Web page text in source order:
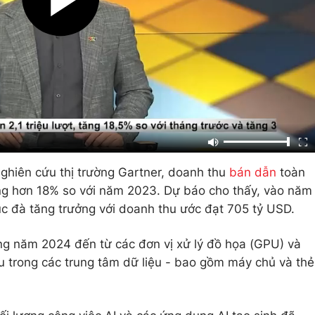
cứu thị trường Gartner, doanh thu bán dẫn toàn
hơn 18% so với năm 2023. Dự báo cho thấy, vào năm
đà tăng trưởng với doanh thu ước đạt 705 tỷ USD.
năm 2024 đến từ các đơn vị xử lý đồ họa (GPU) và
trong các trung tâm dữ liệu - bao gồm máy chủ và thẻ